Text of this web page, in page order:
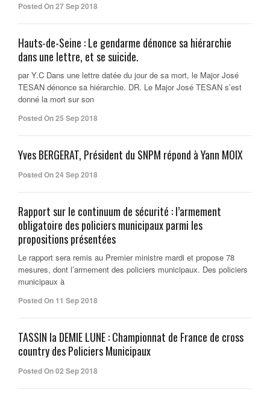
Posted On 27 Sep 2018
Hauts-de-Seine : Le gendarme dénonce sa hiérarchie
dans une lettre, et se suicide.
par Y.C Dans une lettre datée du jour de sa mort, le Major José
TESAN dénonce sa hiérarchie. DR. Le Major José TESAN s’est
donné la mort sur son
Posted On 25 Sep 2018
Yves BERGERAT, Président du SNPM répond à Yann MOIX
Posted On 24 Sep 2018
Rapport sur le continuum de sécurité : l’armement
obligatoire des policiers municipaux parmi les
propositions présentées
Le rapport sera remis au Premier ministre mardi et propose 78
mesures, dont l’armement des policiers municipaux. Des policiers
municipaux à
Posted On 11 Sep 2018
TASSIN la DEMIE LUNE : Championnat de France de cross
country des Policiers Municipaux
Posted On 02 Sep 2018